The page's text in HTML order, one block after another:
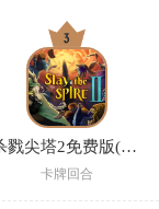
杀戮尖塔2免费版(Slay the Spire 2)
卡牌回合